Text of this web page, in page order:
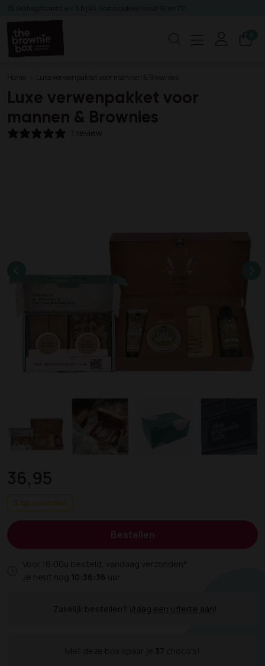
Home Luxe verwenpakket voor mannen & Brownies
Luxe verwenpakket voor
mannen & Brownies
1 review
36,95
3 op voorraad
Bestellen
Voor 16:00u besteld, vandaag verzonden*
Je hebt nog 10:36:36 uur
Zakelijk bestellen? Vraag een offerte aan!